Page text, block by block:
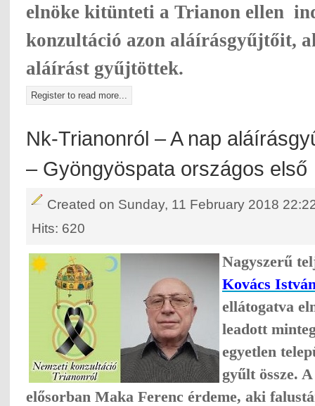
elnöke kitünteti a Trianon ellen
konzultáció azon aláírásgyűjtőit,
aláírást gyűjtöttek.
Register to read more...
Nk-Trianonról – A nap
– Gyöngyöspata országos első
Created on Sunday, 11 February 2018
Hits: 620
Nagyszerű
Kovács
ellátogatva
leadott
egyetlen
gyűlt össze.
elősorban Maka Ferenc érdeme, aki